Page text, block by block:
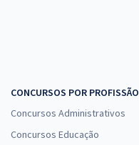
CONCURSOS POR PROFISSÃO
Concursos Administrativos
Concursos Educação